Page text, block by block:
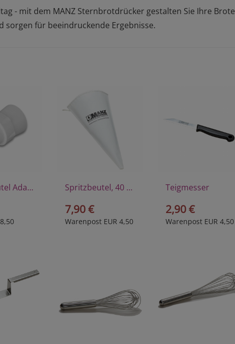
- mit dem MANZ Sternbrotdrücker gestalten Sie Ihre Brote
sorgen für beeindruckende Ergebnisse.
Spritzbeutel Adapter Spritzbeutel, 40 cm
7,90 €
Warenpost EUR 4,50
Teigmesser
2,90 €
Warenpost EUR 4,50